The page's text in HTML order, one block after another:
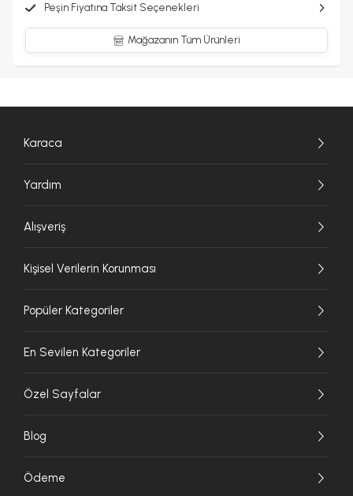
Peşin Fiyatına Taksit Seçenekleri
Mağazanın Tüm Ürünleri
Karaca
Yardım
Alışveriş
Kişisel Verilerin Korunması
Popüler Kategoriler
En Sevilen Kategoriler
Özel Sayfalar
Blog
Ödeme